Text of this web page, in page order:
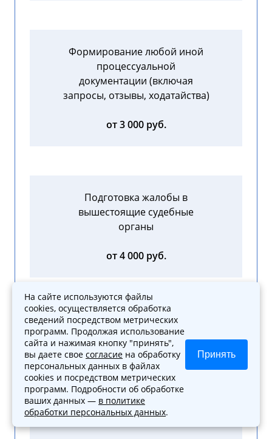
Формирование любой иной
процессуальной
документации (включая
запросы, отзывы, ходатайства)
от 3 000 руб.
Подготовка жалобы в
вышестоящие судебные
органы
от 4 000 руб.
Содействие в составлении
досудебной жалобы
от 3 000 руб.
На сайте используются файлы
cookies, осуществляется обработка
сведений посредством метрических
программ. Продолжая использование
сайта и нажимая кнопку "принять",
вы даете свое согласие на обработку
персональных данных в файлах
cookies и посредством метрических
программ. Подробности об обработке
ваших данных — в политике
обработки персональных данных.
Принять